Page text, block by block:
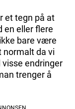
et tegn på at
en eller flere
bare være
normalt da vi
endringer
trenger å